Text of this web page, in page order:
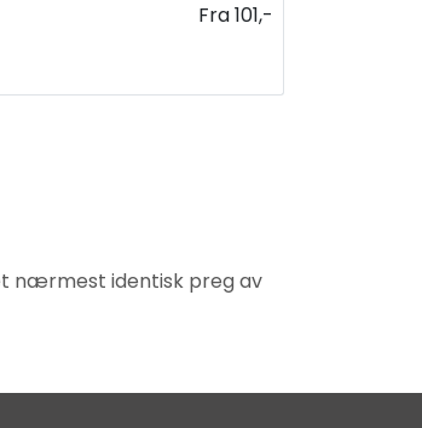
Fra 101,-
nærmest identisk preg av